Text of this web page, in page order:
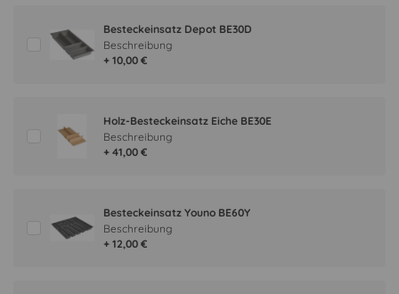
Besteckeinsatz Depot BE30D
+ 10,00 €
Beschreibung
Holz-Besteckeinsatz Eiche BE30E
+ 41,00 €
Beschreibung
Besteckeinsatz Youno BE60Y
+ 12,00 €
Beschreibung